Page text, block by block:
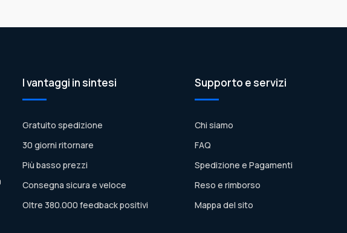
I vantaggi in sintesi
Gratuito spedizione
30 giorni ritornare
Più basso prezzi
Consegna sicura e veloce
Oltre 380.000 feedback positivi
Supporto e servizi
Chi siamo
FAQ
Spedizione e Pagamenti
Reso e rimborso
Mappa del sito